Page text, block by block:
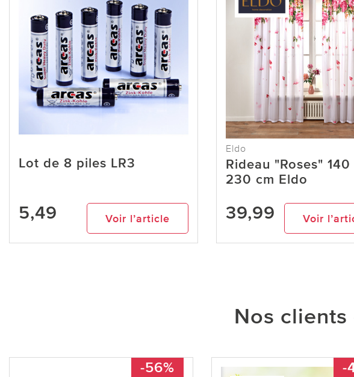
Lot de 8 piles LR3
5,49 Voir l’article
Eldo
Rideau "Roses" 140
230 cm Eldo
39,99 Voir
Nos
-56% -